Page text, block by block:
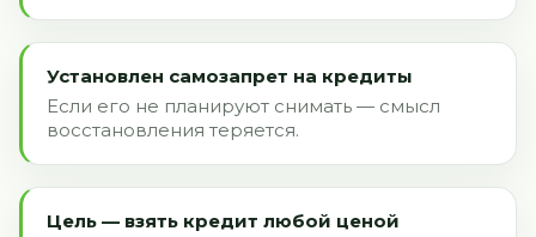
Установлен самозапрет на кредиты
Если его не планируют снимать — смысл
восстановления теряется.
Цель — взять кредит любой ценой